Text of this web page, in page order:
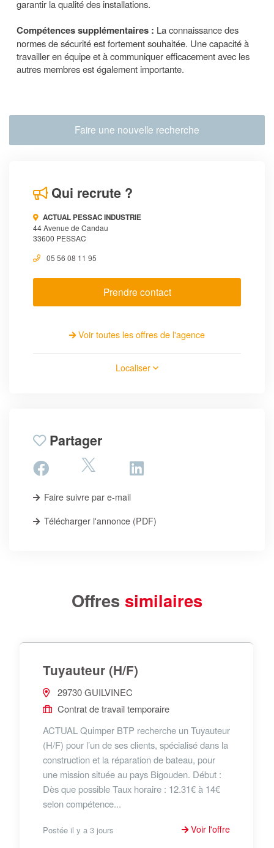
garantir la qualité des installations.
Compétences supplémentaires : La connaissance des
normes de sécurité est fortement souhaitée. Une capacité à
travailler en équipe et à communiquer efficacement avec les
autres membres est également importante.
Faire une nouvelle recherche
Qui recrute ?
ACTUAL PESSAC INDUSTRIE
44 Avenue de Candau
33600 PESSAC
05 56 08 11 95
Prendre contact
Voir toutes les offres de l'agence
Localiser
Partager
Faire suivre par e-mail
Télécharger l'annonce (PDF)
Offres similaires
Tuyauteur (H/F)
29730 GUILVINEC
Contrat de travail temporaire
ACTUAL Quimper BTP recherche un Tuyauteur
(H/F) pour l’un de ses clients, spécialisé dans la
construction et la réparation de bateau, pour
une mission située au pays Bigouden. Début :
Dès que possible Taux horaire : 12.31€ à 14€
selon compétence...
Postée il y a 3 jours Voir l'offre